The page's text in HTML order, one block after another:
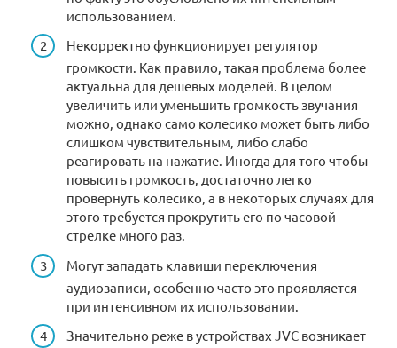
использованием.
Некорректно функционирует регулятор
громкости. Как правило, такая проблема более
актуальна для дешевых моделей. В целом
увеличить или уменьшить громкость звучания
можно, однако само колесико может быть либо
слишком чувствительным, либо слабо
реагировать на нажатие. Иногда для того чтобы
повысить громкость, достаточно легко
провернуть колесико, а в некоторых случаях для
этого требуется прокрутить его по часовой
стрелке много раз.
Могут западать клавиши переключения
аудиозаписи, особенно часто это проявляется
при интенсивном их использовании.
Значительно реже в устройствах JVC возникает